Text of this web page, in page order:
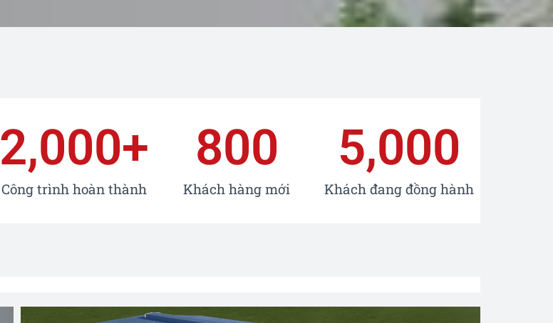
Công trình hoàn thành
2,000+
Khách hàng mới
800
Khách đang đồng hành
5,000